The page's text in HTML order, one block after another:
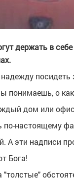
держать в
о
дом или
по-настоящему
А эти надписи
Бога!